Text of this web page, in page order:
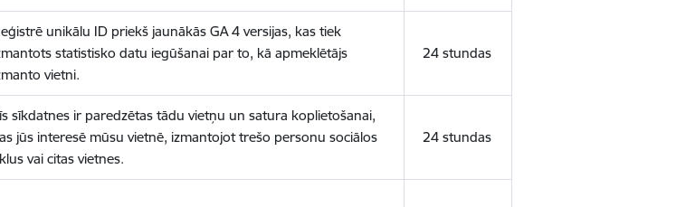
unikālu ID priekš jaunākās GA 4 versijas, kas tiek
statistisko datu iegūšanai par to, kā apmeklētājs
vietni.
24 stundas
sīkdatnes ir paredzētas tādu vietņu un satura koplietošanai,
jūs interesē mūsu vietnē, izmantojot trešo personu sociālos
vai citas vietnes.
24 stundas